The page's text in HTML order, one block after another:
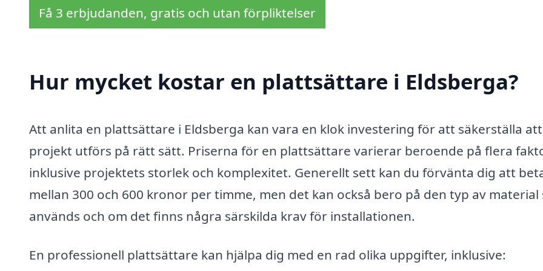
Få 3 erbjudanden, gratis och utan förpliktelser
Hur mycket kostar en plattsättare i Eldsberga?
Att anlita en plattsättare i Eldsberga kan vara en klok investering för att säkerställa
projekt utförs på rätt sätt. Priserna för en plattsättare varierar beroende på flera
inklusive projektets storlek och komplexitet. Generellt sett kan du förvänta dig att
mellan 300 och 600 kronor per timme, men det kan också bero på den typ av material
används och om det finns några särskilda krav för installationen.
En professionell plattsättare kan hjälpa dig med en rad olika uppgifter, inklusive: